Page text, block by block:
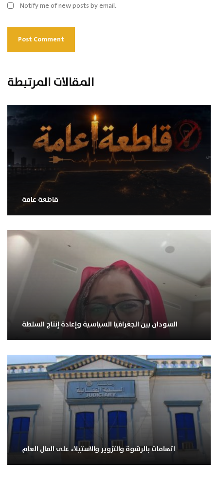
Notify me of new posts by email.
المقالات المرتبطة
قاطعة عامة
السودان بين الجغرافيا السياسية وإعادة إنتاج السلطة
اتهامات بالرشوة والتزوير والاستيلاء على المال العام